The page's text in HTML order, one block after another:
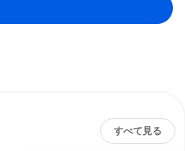
すべて見る